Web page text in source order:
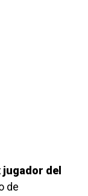
jugador del
de